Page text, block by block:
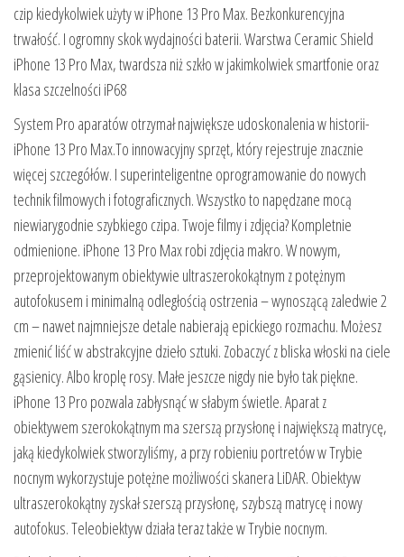
czip kiedykolwiek użyty w iPhone 13 Pro Max. Bezkonkurencyjna
trwałość. I ogromny skok wydajności baterii. Warstwa Ceramic Shield
iPhone 13 Pro Max, twardsza niż szkło w jakimkolwiek smartfonie oraz
klasa szczelności iP68
System Pro aparatów otrzymał największe udoskonalenia w historii-
iPhone 13 Pro Max.To innowacyjny sprzęt, który rejestruje znacznie
więcej szczegółów. I superinteligentne oprogramowanie do nowych
technik filmowych i fotograficznych. Wszystko to napędzane mocą
niewiarygodnie szybkiego czipa. Twoje filmy i zdjęcia? Kompletnie
odmienione. iPhone 13 Pro Max robi zdjęcia makro. W nowym,
przeprojektowanym obiektywie ultraszeroko­kątnym z potężnym
autofokusem i minimalną odległością ostrzenia – wynoszącą zaledwie 2
cm – nawet najmniejsze detale nabierają epickiego rozmachu. Możesz
zmienić liść w abstrakcyjne dzieło sztuki. Zobaczyć z bliska włoski na ciele
gąsienicy. Albo kroplę rosy. Małe jeszcze nigdy nie było tak piękne.
iPhone 13 Pro pozwala zabłysnąć w słabym świetle. Aparat z
obiektywem szeroko­kątnym ma szerszą przysłonę i największą matrycę,
jaką kiedykolwiek stworzyliśmy, a przy robieniu portretów w Trybie
nocnym wykorzystuje potężne możliwości skanera LiDAR. Obiektyw
ultraszerokokątny zyskał szerszą przysłonę, szybszą matrycę i nowy
autofokus. Teleobiektyw działa teraz także w Trybie nocnym.